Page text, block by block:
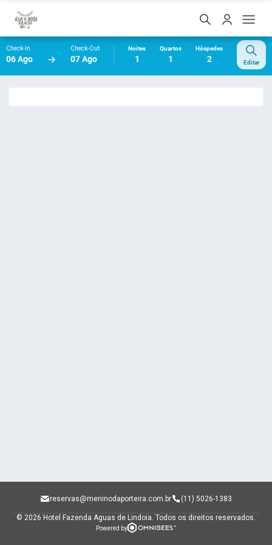
Check-In
06 Ago
Check-Out
07 Ago
Noites
1
Quartos
1
Hóspedes
2 Editar
reservas@meninodaporteira.com.br (11) 5026-1383
© 2026 Hotel Fazenda Aguas de Lindoia. Todos os direitos reservados.
Powered by